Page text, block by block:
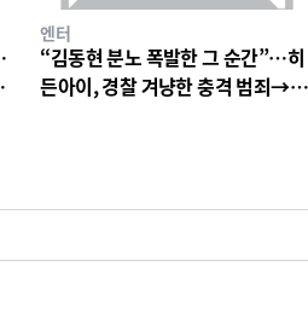
엔터
“김동현 분노 폭발한 그 순간”…히
든아이, 경찰 겨냥한 충격 범죄→출